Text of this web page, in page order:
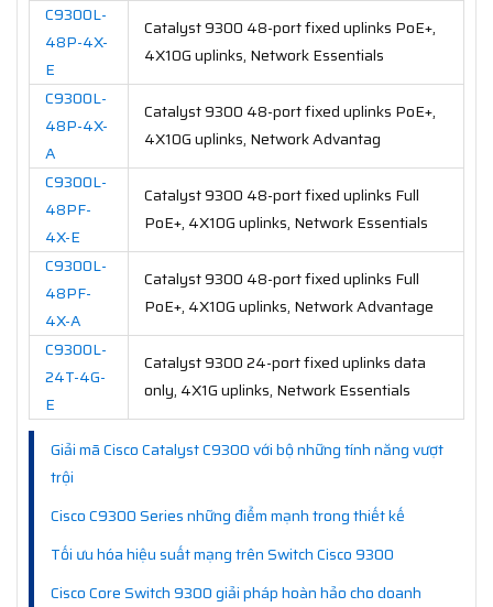
C9300L-
48P-4X-
E
Catalyst 9300 48-port fixed uplinks PoE+,
4X10G uplinks, Network Essentials
C9300L-
48P-4X-
A
Catalyst 9300 48-port fixed uplinks PoE+,
4X10G uplinks, Network Advantag
C9300L-
48PF-
4X-E
Catalyst 9300 48-port fixed uplinks Full
PoE+, 4X10G uplinks, Network Essentials
C9300L-
48PF-
4X-A
Catalyst 9300 48-port fixed uplinks Full
PoE+, 4X10G uplinks, Network Advantage
C9300L-
24T-4G-
E
Catalyst 9300 24-port fixed uplinks data
only, 4X1G uplinks, Network Essentials
Giải mã Cisco Catalyst C9300 với bộ những tính năng vượt
trội
Cisco C9300 Series những điểm mạnh trong thiết kế
Tối ưu hóa hiệu suất mạng trên Switch Cisco 9300
Cisco Core Switch 9300 giải pháp hoàn hảo cho doanh